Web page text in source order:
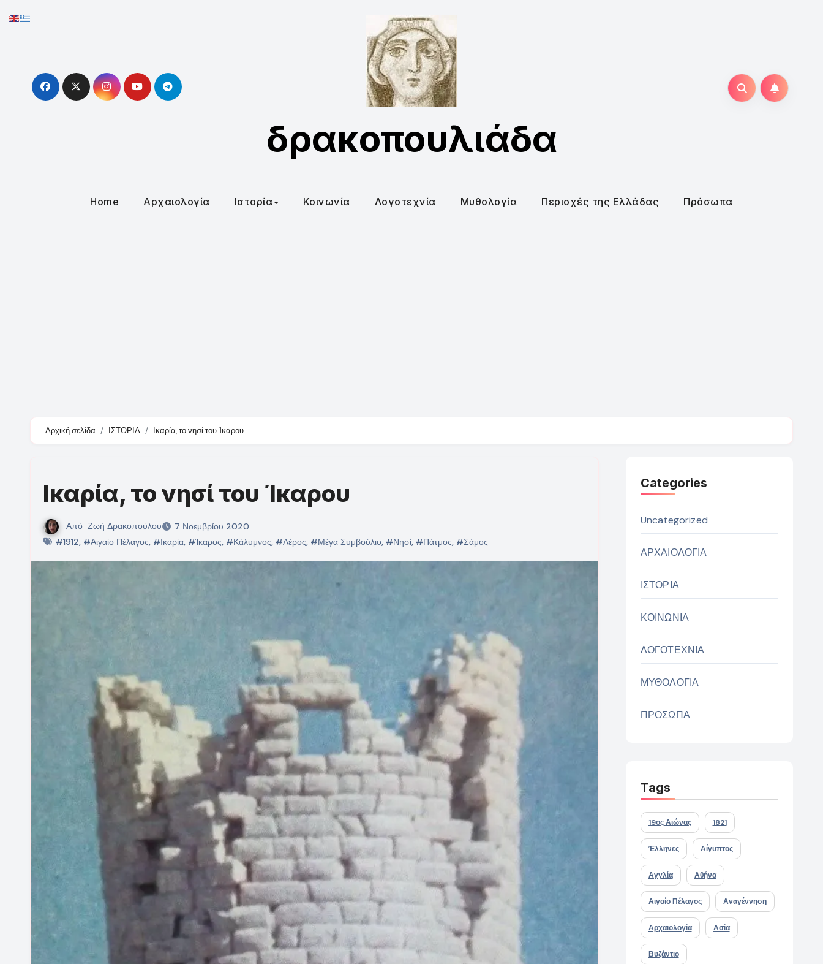
to
δρακοπουλιάδα
Home Αρχαιολογία Ιστορία Κοινωνία Λογοτεχνία Μυθολογία Περιοχές της Ελλάδας Πρόσωπα
Αρχική σελίδα ΙΣΤΟΡΙΑ Ικαρία, το νησί του Ίκαρου
Ικαρία, το νησί του Ίκαρου
Από Ζωή Δρακοπούλου
7 Νοεμβρίου 2020
#1912, #Αιγαίο Πέλαγος, #Ικαρία, #Ίκαρος, #Κάλυμνος, #Λέρος, #Μέγα Συμβούλιο, #Νησί, #Πάτμος, #Σάμος
Categories
Uncategorized
ΑΡΧΑΙΟΛΟΓΙΑ
ΙΣΤΟΡΙΑ
ΚΟΙΝΩΝΙΑ
ΛΟΓΟΤΕΧΝΙΑ
ΜΥΘΟΛΟΓΙΑ
ΠΡΟΣΩΠΑ
Tags
19ος Αιώνας 1821
Έλληνες Αίγυπτος
Αγγλία Αθήνα
Αιγαίο Πέλαγος Αναγέννηση
Αρχαιολογία Ασία
Βυζάντιο